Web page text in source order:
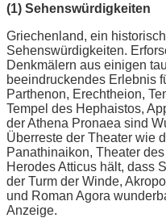
(1) Sehenswürdigkeiten
Griechenland, ein
Sehenswürdigkeiten.
Denkmälern aus einigen
beeindruckendes Erlebnis
Parthenon, Erechtheion,
Tempel des Hephaistos,
der Athena Pronaea sind
Überreste der Theater wie
Panathinaikon, Theater
Herodes Atticus hält, dass
der Turm der Winde,
und Roman Agora
Anzeige.